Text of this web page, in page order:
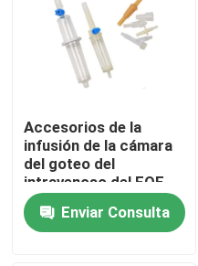
Control de Calidad
Contacto
Solicitar una cotización
Goma de silicona médica
Accesorios de la
infusión de la cámara
del goteo del
intravenoso del FOE
del ODM con las
agujas de la colección
de la sangre
Enviar Consulta